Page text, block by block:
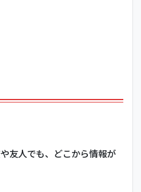
友人でも、どこから情報が